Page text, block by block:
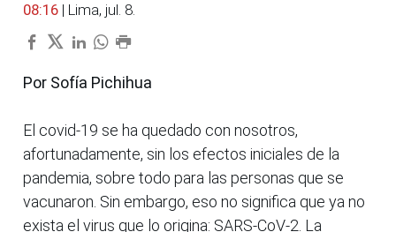
08:16 | Lima, jul. 8.
Por Sofía Pichihua
El covid-19 se ha quedado con nosotros,
afortunadamente, sin los efectos iniciales de la
pandemia, sobre todo para las personas que se
vacunaron. Sin embargo, eso no significa que ya no
exista el virus que lo origina: SARS-CoV-2. La